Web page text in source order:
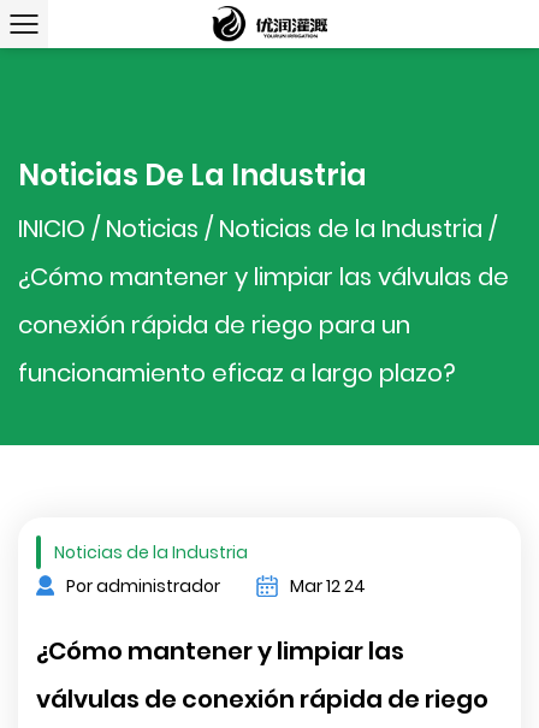
Noticias De La Industria
INICIO / Noticias / Noticias de la Industria /
¿Cómo mantener y limpiar las válvulas de
conexión rápida de riego para un
funcionamiento eficaz a largo plazo?
Noticias de la Industria
Por administrador
Mar 12 24
¿Cómo mantener y limpiar las
válvulas de conexión rápida de riego